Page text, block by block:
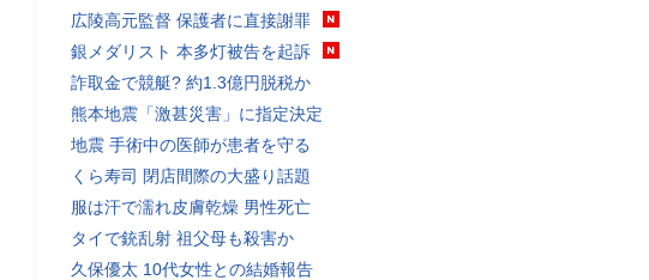
広陵高元監督 保護者に直接謝罪
銀メダリスト 本多灯被告を起訴
詐取金で競艇? 約1.3億円脱税か
熊本地震「激甚災害」に指定決定
地震 手術中の医師が患者を守る
くら寿司 閉店間際の大盛り話題
服は汗で濡れ皮膚乾燥 男性死亡
タイで銃乱射 祖父母も殺害か
久保優太 10代女性との結婚報告